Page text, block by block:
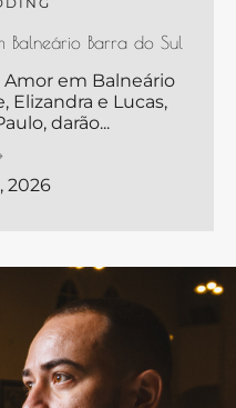
Balneário Barra do Sul
em Balneário
Elizandra e Lucas,
darão...
2026